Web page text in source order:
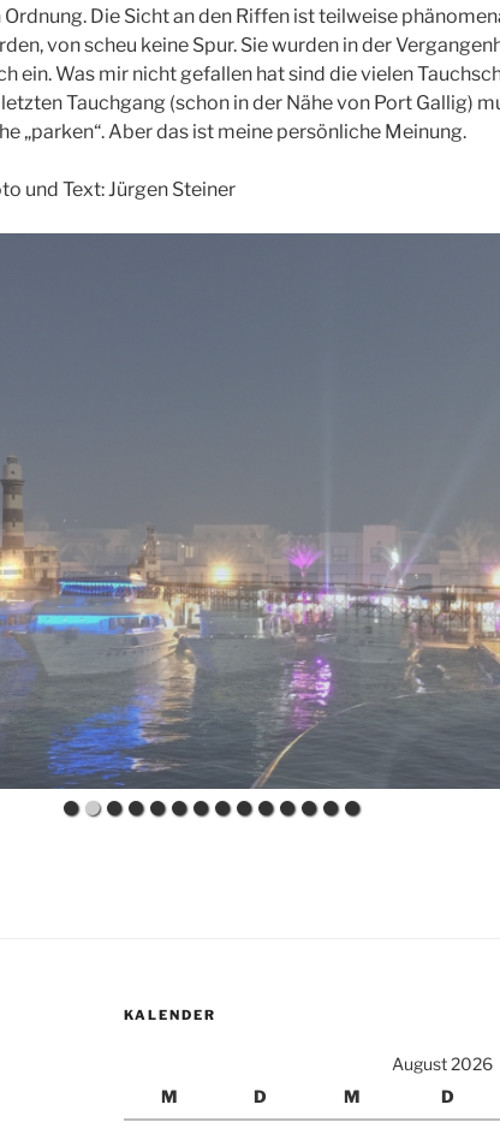
Die Sicht an den Riffen ist teilweise
von scheu keine Spur. Sie wurden in der
ein. Was mir nicht gefallen hat sind die vielen
Tauchgang (schon in der Nähe von Port Gallig)
„parken“. Aber das ist meine persönliche Meinung.
und Text: Jürgen Steiner
KALENDER
August 2026
M
D M D